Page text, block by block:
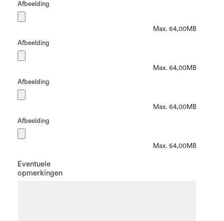
Afbeelding
Max. 64,00MB
Afbeelding
Max. 64,00MB
Afbeelding
Max. 64,00MB
Afbeelding
Max. 64,00MB
Eventuele
opmerkingen